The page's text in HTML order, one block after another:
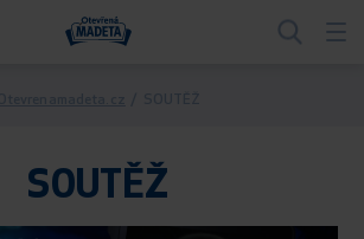
SOUTĚŽ